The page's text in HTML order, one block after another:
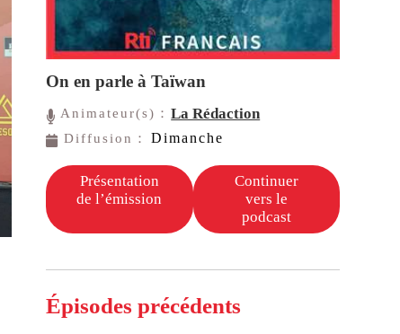
On en parle à Taïwan
Animateur(s)：La Rédaction
Diffusion： Dimanche
Présentation
de l’émission
Continuer
vers le
podcast
Épisodes précédents